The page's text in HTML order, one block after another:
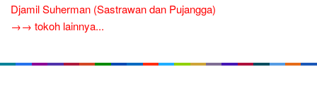
Djamil Suherman (Sastrawan dan Pujangga)
→→ tokoh lainnya...